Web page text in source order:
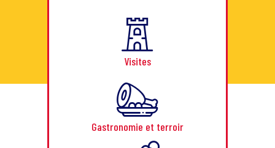
Visites
Gastronomie et terroir